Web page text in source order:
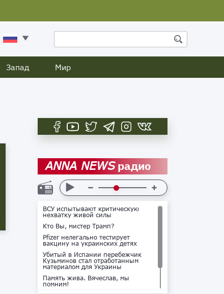
Запад Мир
ANNA NEWSрадио
ВСУ испытывают критическую
нехватку живой силы
Кто Вы, мистер Трамп?
Pfizer нелегально тестирует
вакцину на украинских детях
Убитый в Испании перебежчик
Кузьминов стал отработанным
материалом для Украины
Память жива. Вячеслав, мы
помним!